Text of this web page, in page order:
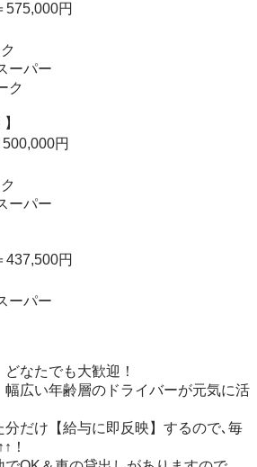
575,000円
ーパー
ク
円
ーパー
437,500円
ーパー
なたでも大歓迎！
広い年齢層のドライバーが元気に活
だけ【給与に即反映】するので､毎
！